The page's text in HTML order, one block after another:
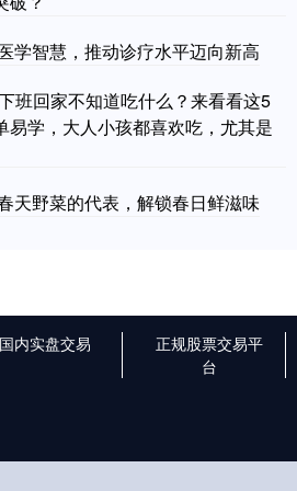
学智慧，推动诊疗水平迈向新高
班回家不知道吃什么？来看看这5
易学，大人小孩都喜欢吃，尤其是
天野菜的代表，解锁春日鲜滋味
国内实盘交易
正规股票交易平
台